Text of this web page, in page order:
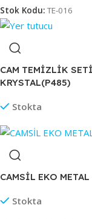
Stok Kodu: TE-016
CAM TEMİZLİK
KRYSTAL(P485)
Stokta
CAMSİL EKO METAL
Stokta